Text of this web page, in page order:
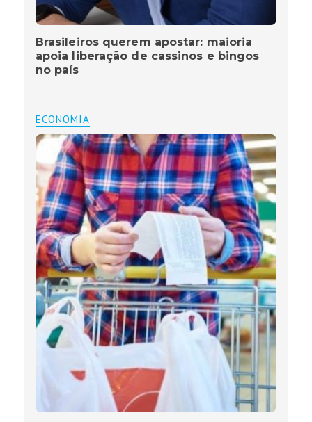
Brasileiros querem apostar: maioria
apoia liberação de cassinos e bingos
no país
ECONOMIA